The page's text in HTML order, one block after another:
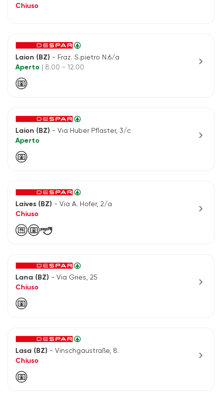
Chiuso
Laion (BZ) - Fraz. S.pietro N.6/a
Aperto
| 8.00 - 12.00 chevron_right
Laion (BZ) - Via Huber Pflaster, 3/c
Aperto
chevron_right
Laives (BZ) - Via A. Hofer, 2/a
Chiuso
chevron_right
Lana (BZ) - Via Gries, 25
Chiuso
chevron_right
Lasa (BZ) - Vinschgaustraße, 8.
Chiuso
chevron_right